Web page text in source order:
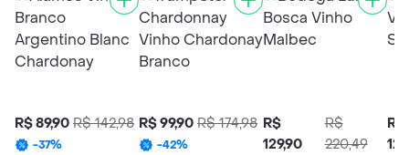
R$ 89,90 R$ 142,98
-37%
R$ 99,90 R$ 174,98
-42%
R$
129,90
R$
220,49
R$